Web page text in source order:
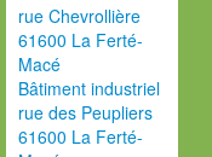
rue Chevrollière
61600 La Ferté-
Macé
Bâtiment industriel
rue des Peupliers
61600 La Ferté-